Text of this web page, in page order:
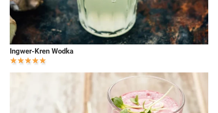
Ingwer-Kren Wodka